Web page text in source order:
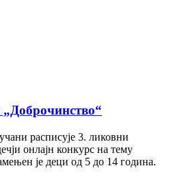
расписује 3. ликовни
онлајн конкурс на тему
је деци од 5 до 14 година.